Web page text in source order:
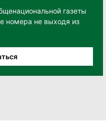
газеты
номера не выходя из